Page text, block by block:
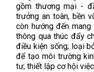
gồm thương mại -
trưởng an toàn, bền
còn hướng đến
thông qua thúc đẩy
điều kiện sống; loại
để tạo môi trường
tư; thiết lập cơ hội